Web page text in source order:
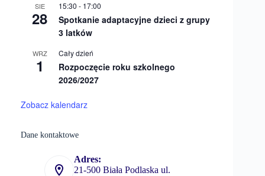
SIE
28
15:30 - 17:00
Spotkanie adaptacyjne dzieci z grupy
3 latków
WRZ
1
Cały dzień
Rozpoczęcie roku szkolnego
2026/2027
Zobacz kalendarz
Dane kontaktowe
Adres:
21-500 Biała Podlaska ul.